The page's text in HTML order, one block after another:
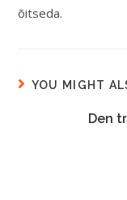
õitseda.
YOU MIGHT
Den